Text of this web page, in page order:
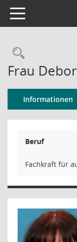
Toggle navigation
Frau
Informationen
Beruf
Fachkraft für